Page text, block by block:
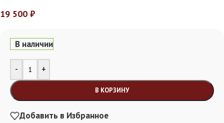
19 500 ₽
В наличии
- +
В КОРЗИНУ
Alternative:
Добавить в Избранное